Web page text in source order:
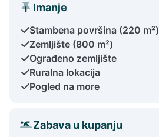
Imanje
Stambena površina (220 m²)
Zemljište (800 m²)
Ograđeno zemljište
Ruralna lokacija
Pogled na more
Zabava u kupanju